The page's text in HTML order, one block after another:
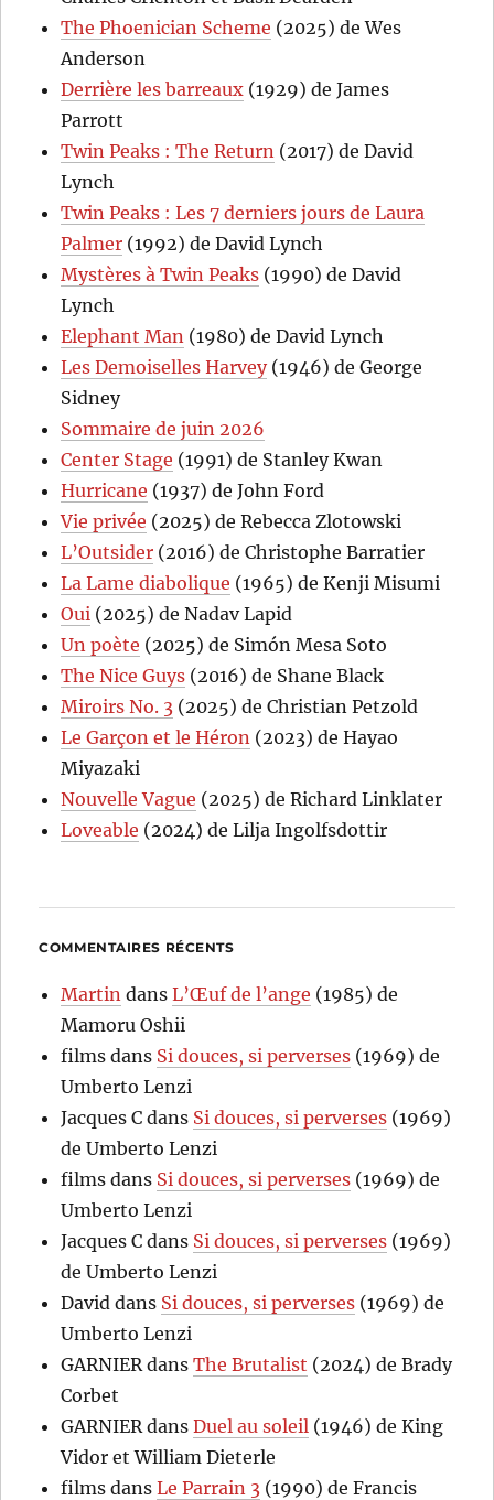
The Phoenician Scheme (2025) de Wes
Anderson
Derrière les barreaux (1929) de James
Parrott
Twin Peaks : The Return (2017) de David
Lynch
Twin Peaks : Les 7 derniers jours de Laura
Palmer (1992) de David Lynch
Mystères à Twin Peaks (1990) de David
Lynch
Elephant Man (1980) de David Lynch
Les Demoiselles Harvey(1946) de George
Sidney
Sommaire de juin 2026
Center Stage (1991) de Stanley Kwan
Hurricane (1937) de John Ford
Vie privée (2025) de Rebecca Zlotowski
L’Outsider (2016) de Christophe Barratier
La Lame diabolique (1965) de Kenji Misumi
Oui (2025) de Nadav Lapid
Un poète (2025) de Simón Mesa Soto
The Nice Guys (2016) de Shane Black
Miroirs No. 3 (2025) de Christian Petzold
Le Garçon et le Héron (2023) de Hayao
Miyazaki
Nouvelle Vague (2025) de Richard Linklater
Loveable (2024) de Lilja Ingolfsdottir
COMMENTAIRES RÉCENTS
Martin dansL’Œuf de l’ange (1985) de
Mamoru Oshii
films dans Si douces, si perverses (1969) de
Umberto Lenzi
Jacques C dans Si douces, si perverses (1969)
de Umberto Lenzi
films dans Si douces, si perverses (1969) de
Umberto Lenzi
Jacques C dans Si douces, si perverses (1969)
de Umberto Lenzi
David dans Si douces, si perverses (1969) de
Umberto Lenzi
GARNIER dansThe Brutalist (2024) de Brady
Corbet
GARNIER dansDuel au soleil (1946) de King
Vidor et William Dieterle
films dansLe Parrain 3 (1990) de Francis